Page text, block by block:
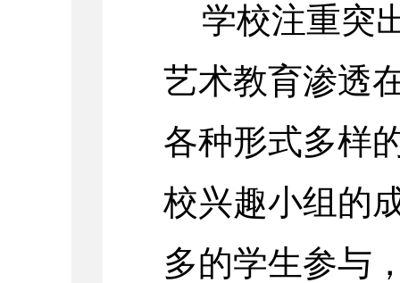
学校注重突
艺术教育渗透
各种形式多样
校兴趣小组的
多的学生参与